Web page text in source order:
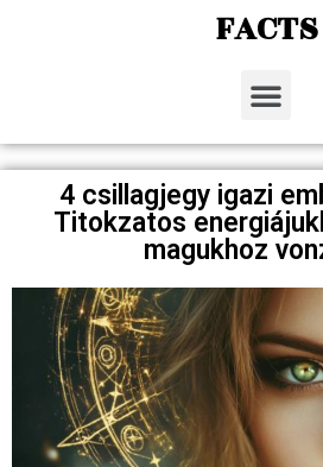
FACTS
4 csillagjegy igazi
Titokzatos
magukhoz